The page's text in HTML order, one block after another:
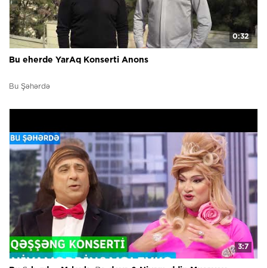
0:32
Bu eherde YarAq Konserti Anons
Bu Şəhərdə
3:7